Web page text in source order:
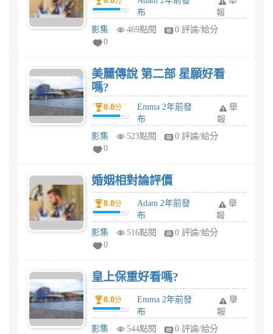
布
報
影集
469點閱
0 評論/給分
0
美麗傳說 第二部 星願好看
嗎?
0.0分
Emma 2年前發
布
舉
報
影集
523點閱
0 評論/給分
0
婚姻相對論評價
0.0分
Adam 2年前發
布
舉
報
影集
516點閱
0 評論/給分
0
皇上保重好看嗎?
0.0分
Emma 2年前發
布
舉
報
影集
544點閱
0 評論/給分